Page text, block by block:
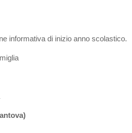
informativa di inizio anno scolastico.